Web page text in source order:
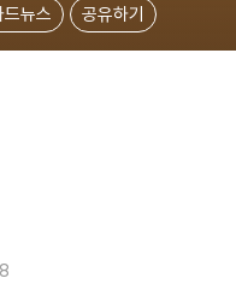
드뉴스 공유하기